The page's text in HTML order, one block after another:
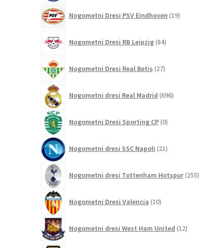
Nogometni Dresi PSV Eindhoven 19izdelkov
Nogometni Dresi RB Leipzig 84izdelkov
Nogometni Dresi Real Betis 27izdelkov
Nogometni dresi Real Madrid 696izdelkov
Nogometni Dresi Sporting CP 0izdelkov
Nogometni dresi SSC Napoli 21izdelkov
Nogometni dresi Tottenham Hotspur 255
Nogometni Dresi Valencia 10izdelkov
Nogometni dresi West Ham United 12izdelkov